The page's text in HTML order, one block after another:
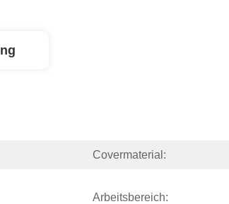
Covermaterial:
Arbeitsbereich: